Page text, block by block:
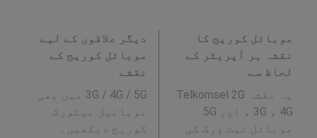
موبائل کوریج کا
نقشہ ہر آپریٹر کے
لحاظ سے
یہ نقشہ Telkomsel 2G
، 3G ، 4G اور 5G
موبائل نیٹ ورک کی
دیگر علاقوں کے لیے
موبائل کوریج کے
نقشے
3G / 4G / 5G میں بھی
موبائیل نیٹورک
کوریج دیکھیں۔ :